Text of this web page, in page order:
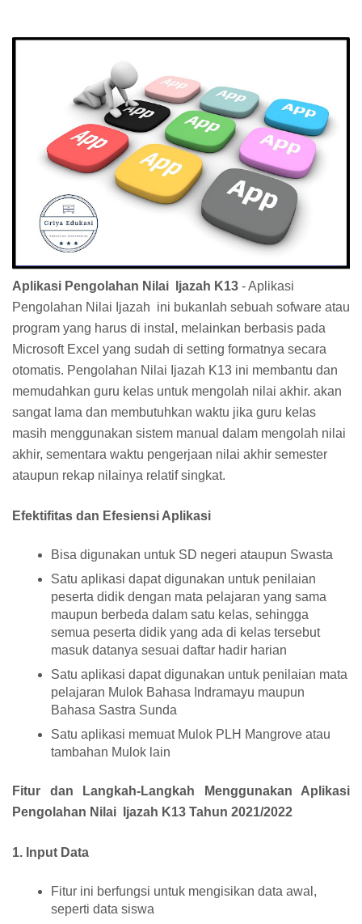
Aplikasi Pengolahan Nilai Ijazah K13 - Aplikasi
Pengolahan Nilai Ijazah ini bukanlah sebuah sofware atau
program yang harus di instal, melainkan berbasis pada
Microsoft Excel yang sudah di setting formatnya secara
otomatis. Pengolahan Nilai Ijazah K13 ini membantu dan
memudahkan guru kelas untuk mengolah nilai akhir. akan
sangat lama dan membutuhkan waktu jika guru kelas
masih menggunakan sistem manual dalam mengolah nilai
akhir, sementara waktu pengerjaan nilai akhir semester
ataupun rekap nilainya relatif singkat.
Efektifitas dan Efesiensi Aplikasi
Bisa digunakan untuk SD negeri ataupun Swasta
Satu aplikasi dapat digunakan untuk penilaian
peserta didik dengan mata pelajaran yang sama
maupun berbeda dalam satu kelas, sehingga
semua peserta didik yang ada di kelas tersebut
masuk datanya sesuai daftar hadir harian
Satu aplikasi dapat digunakan untuk penilaian mata
pelajaran Mulok Bahasa Indramayu maupun
Bahasa Sastra Sunda
Satu aplikasi memuat Mulok PLH Mangrove atau
tambahan Mulok lain
Fitur dan Langkah-Langkah Menggunakan Aplikasi
Pengolahan Nilai Ijazah K13 Tahun 2021/2022
1. Input Data
Fitur ini berfungsi untuk mengisikan data awal,
seperti data siswa